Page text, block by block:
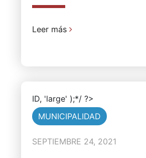
Leer más
ID, 'large' );*/ ?>
MUNICIPALIDAD
SEPTIEMBRE 24, 2021